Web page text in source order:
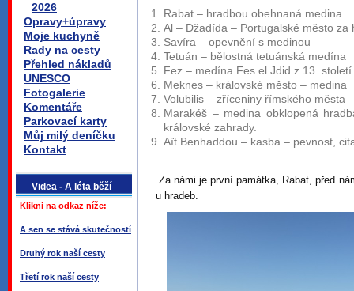
2026
Opravy+úpravy
Moje kuchyně
Rady na cesty
Přehled nákladů
UNESCO
Fotogalerie
Komentáře
Parkovací karty
Můj milý deníčku
Kontakt
Videa - A léta běží
Klikni na odkaz níže:
A sen se stává skutečností
Druhý rok naší cesty
Třetí rok naší cesty
Rabat – hradbou obehnaná medina
Al – Džadída – Portugalské město
Savíra – opevnění s medinou
Tetuán – bělostná tetuánská medína
Fez – medína Fes el Jdid z 13. století
Meknes – královské město – medina
Volubilis – zříceniny římského města
Marakéš – medina obklopená
královské zahrady.
Aït Benhaddou – kasba – pevnost,
Za námi je první památka, Rabat, před
u hradeb.